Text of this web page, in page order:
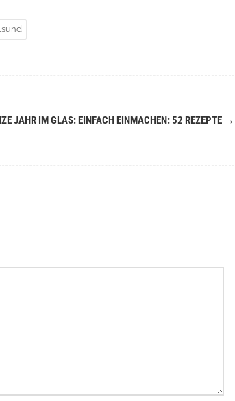
JAHR IM GLAS: EINFACH EINMACHEN: 52 REZEPTE →